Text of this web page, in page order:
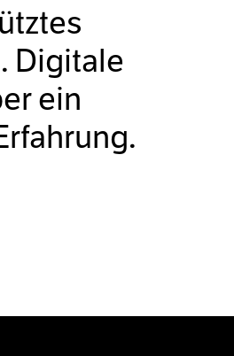
Digitale
ein